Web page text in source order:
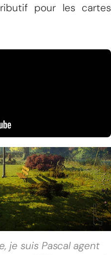
pour les cartes
je suis Pascal agent